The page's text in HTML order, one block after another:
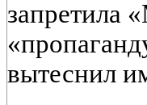
запретила
вытеснил